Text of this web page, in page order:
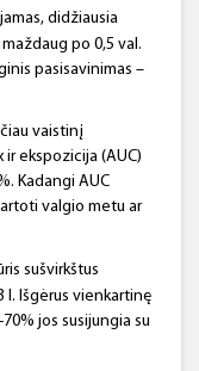
didžiausia
po 0,5 val.
pasisavinimas –
vaistinį
ekspozicija (AUC)
Kadangi AUC
valgio metu ar
sušvirkštus
l. Išgėrus vienkartinę
jos susijungia su